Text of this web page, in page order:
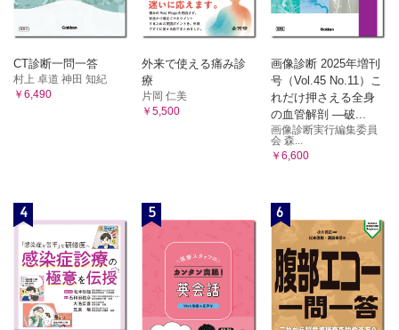
CT診断一問一答
村上 卓道 神田 知紀
￥6,490
外来で使える痛み診
療
片岡 仁美
￥5,500
画像診断 2025年増刊
号（Vol.45 No.11）こ
れだけ押さえる全身
の血管解剖 ―破...
画像診断実行編集委員
会 森...
￥6,600
4 5 6